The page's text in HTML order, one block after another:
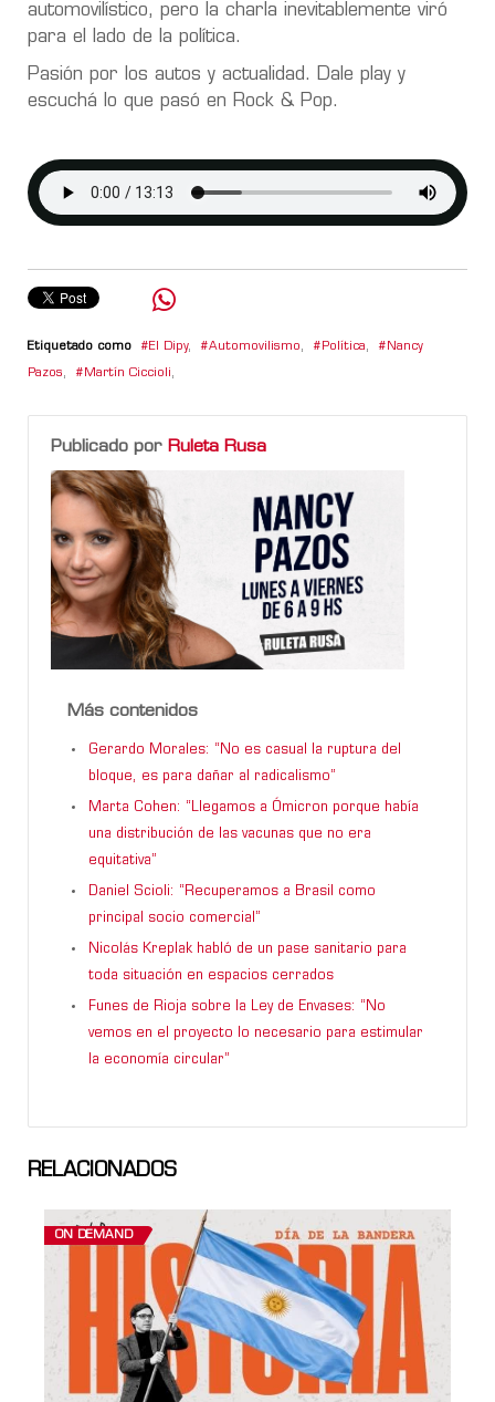
automovilístico, pero la charla inevitablemente viró
para el lado de la política.
Pasión por los autos y actualidad. Dale play y
escuchá lo que pasó en Rock & Pop.
Etiquetado como El Dipy, Automovilismo, Política, Nancy
Pazos, Martín Ciccioli,
Publicado por Ruleta Rusa
Más contenidos
Gerardo Morales: “No es casual la ruptura del
bloque, es para dañar al radicalismo”
Marta Cohen: “Llegamos a Ómicron porque había
una distribución de las vacunas que no era
equitativa”
Daniel Scioli: “Recuperamos a Brasil como
principal socio comercial”
Nicolás Kreplak habló de un pase sanitario para
toda situación en espacios cerrados
Funes de Rioja sobre la Ley de Envases: “No
vemos en el proyecto lo necesario para estimular
la economía circular”
RELACIONADOS
ON DEMAND